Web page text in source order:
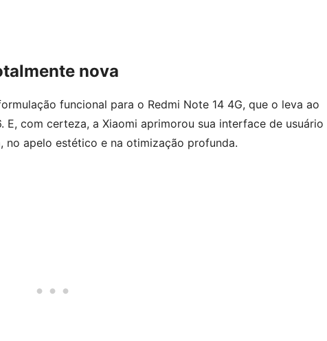
nova
funcional para o Redmi Note 14 4G, que o leva ao
E, com certeza, a Xiaomi aprimorou sua interface de usuário
apelo estético e na otimização profunda.